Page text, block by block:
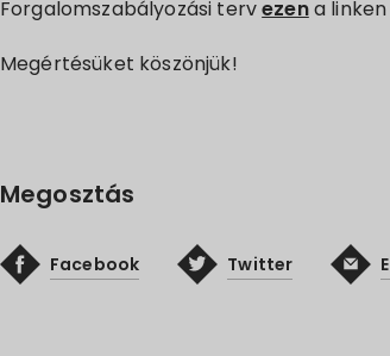
Forgalomszabályozási tervezena
Megértésüket köszönjük!
Megosztás
Facebook Twitter